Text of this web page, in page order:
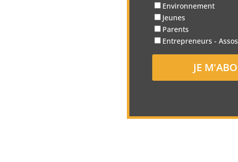
Environnement
Jeunes
Parents
Entrepreneurs - Assos